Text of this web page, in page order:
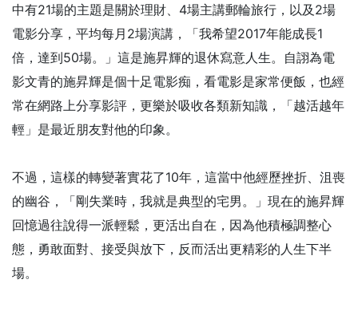
中有21場的主題是關於理財、4場主講郵輪旅行，以及2場
電影分享，平均每月2場演講，「我希望2017年能成長1
倍，達到50場。」這是施昇輝的退休寫意人生。自詡為電
影文青的施昇輝是個十足電影痴，看電影是家常便飯，也經
常在網路上分享影評，更樂於吸收各類新知識，「越活越年
輕」是最近朋友對他的印象。
不過，這樣的轉變著實花了10年，這當中他經歷挫折、沮喪
的幽谷，「剛失業時，我就是典型的宅男。」現在的施昇輝
回憶過往說得一派輕鬆，更活出自在，因為他積極調整心
態，勇敢面對、接受與放下，反而活出更精彩的人生下半
場。